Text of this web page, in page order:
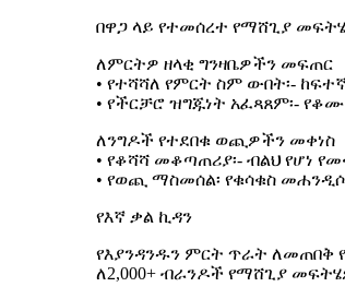
በዋጋ ላይ የተመሰረተ የማሸጊያ
ለምርትዎ ዘላቂ ግንዛቤዎችን መፍጠር
• የተሻሻለ የምርት ስም ውበት፡-
• የችርቻሮ ዝግጁነት አፈጻጸም፡-
ለንግዶች የተደበቁ ወጪዎችን መቀነስ
• የቆሻሻ መቆጣጠሪያ፡- ብልህ የሆነ
• የወጪ ማስመሰል፡ የቁሳቁስ
የእኛ ቃል ኪዳን
የእያንዳንዱን ምርት ጥራት
ለ2,000+ ብራንዶች የማሸጊያ